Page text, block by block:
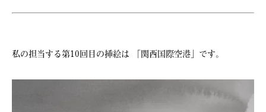
私の担当する第10回目の挿絵は 「関西国際空港」です。